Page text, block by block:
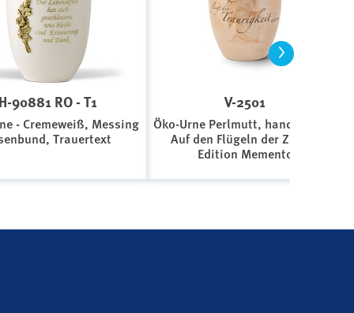
90881 RO - T1
- Cremeweiß, Messing
Trauertext
V-2501
Öko-Urne Perlmutt, handbemalt,
Auf den Flügeln der Zeit...,
Edition Memento
>